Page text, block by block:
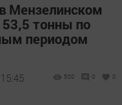
Мензелинском
53,5 тонны по
периодом
500 0 0